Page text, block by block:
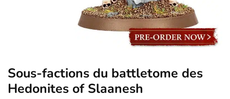
Sous-factions du battletome des
Hedonites of Slaanesh